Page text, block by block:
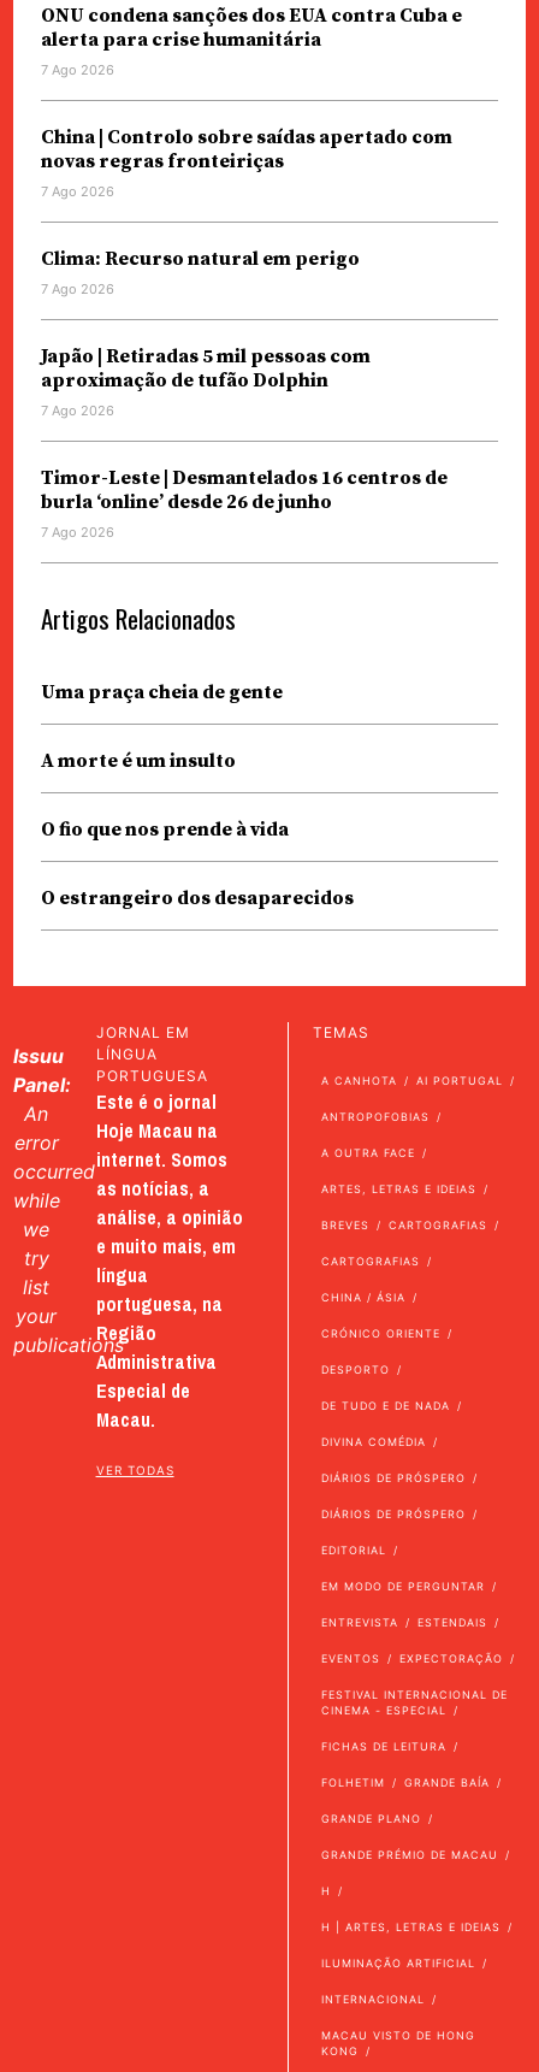
ONU condena sanções dos EUA contra Cuba e
alerta para crise humanitária
7 Ago 2026
China | Controlo sobre saídas apertado com
novas regras fronteiriças
7 Ago 2026
Clima: Recurso natural em perigo
7 Ago 2026
Japão | Retiradas 5 mil pessoas com
aproximação de tufão Dolphin
7 Ago 2026
Timor-Leste | Desmantelados 16 centros de
burla ‘online’ desde 26 de junho
7 Ago 2026
Artigos Relacionados
Uma praça cheia de gente
A morte é um insulto
O fio que nos prende à vida
O estrangeiro dos desaparecidos
Issuu
Panel:
An
error
occurred
while
we
try
list
your
publications
JORNAL EM
LÍNGUA
PORTUGUESA
Este é o jornal
Hoje Macau na
internet. Somos
as notícias, a
análise, a opinião
e muito mais, em
língua
portuguesa, na
Região
Administrativa
Especial de
Macau.
VER TODAS
TEMAS
A CANHOTA AI PORTUGAL
ANTROPOFOBIAS
A OUTRA FACE
ARTES, LETRAS E IDEIAS
BREVES CARTOGRAFIAS
CARTOGRAFIAS
CHINA / ÁSIA
CRÓNICO ORIENTE
DESPORTO
DE TUDO E DE NADA
DIVINA COMÉDIA
DIÁRIOS DE PRÓSPERO
DIÁRIOS DE PRÓSPERO
EDITORIAL
EM MODO DE PERGUNTAR
ENTREVISTA ESTENDAIS
EVENTOS EXPECTORAÇÃO
FESTIVAL INTERNACIONAL DE
CINEMA - ESPECIAL
FICHAS DE LEITURA
FOLHETIM GRANDE BAÍA
GRANDE PLANO
GRANDE PRÉMIO DE MACAU
H
H | ARTES, LETRAS E IDEIAS
ILUMINAÇÃO ARTIFICIAL
INTERNACIONAL
MACAU VISTO DE HONG
KONG